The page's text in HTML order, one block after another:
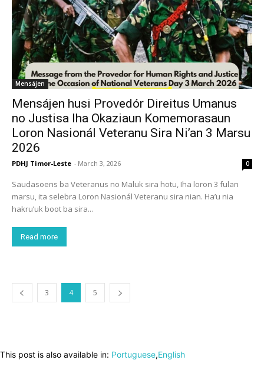
Mensájen
Mensájen husi Provedór Direitus Umanus
no Justisa Iha Okaziaun Komemorasaun
Loron Nasionál Veteranu Sira Ni’an 3 Marsu
2026
PDHJ Timor-Leste - March 3, 2026 0
Saudasoens ba Veteranus no Maluk sira hotu, Iha loron 3 fulan
marsu, ita selebra Loron Nasionál Veteranu sira nian. Ha’u nia
hakru’uk boot ba sira...
Read more
3 4 5
This post is also available in: Portuguese English